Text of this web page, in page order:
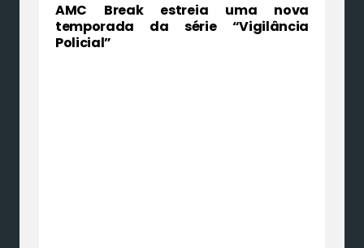
AMC Break estreia uma nova
temporada da série “Vigilância
Policial”